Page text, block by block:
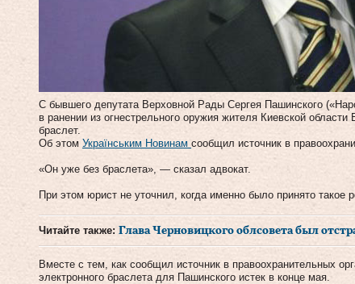
С бывшего депутата Верховной Рады Сергея Пашинского
в ранении из огнестрельного оружия жителя Киевской
браслет.
Об этом Українським Новинам сообщил источник в
«Он уже без браслета», — сказал адвокат.
При этом юрист не уточнил, когда именно было принято такое
Читайте также: Глава Черновицкого облсовета был
Вместе с тем, как сообщил источник в правоохранительных
электронного браслета для Пашинского истек в конце мая.